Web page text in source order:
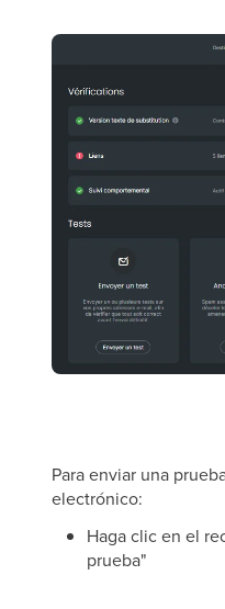
Para enviar una
electrónico:
Haga clic en el
prueba"